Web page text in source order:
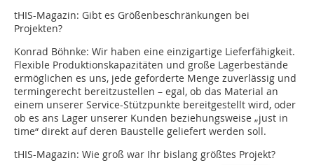
tHIS-Magazin: Gibt es Größenbeschränkungen bei
Projekten?
Konrad Böhnke: Wir haben eine einzigartige Lieferfähigkeit.
Flexible Produktionskapazitäten und große Lagerbestände
ermöglichen es uns, jede geforderte Menge zuverlässig und
termingerecht bereitzustellen – egal, ob das Material an
einem unserer Service-Stützpunkte bereitgestellt wird, oder
ob es ans Lager unserer Kunden beziehungsweise „just in
time“ direkt auf deren Baustelle geliefert werden soll.
tHIS-Magazin: Wie groß war Ihr bislang größtes Projekt?